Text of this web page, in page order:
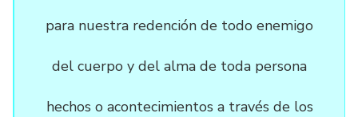
para nuestra redención de todo enemigo
del cuerpo y del alma de toda persona
hechos o acontecimientos a través de los